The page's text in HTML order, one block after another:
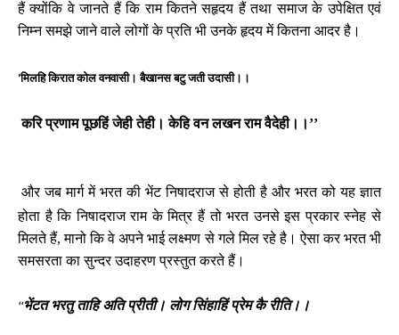
हैं क्योंकि वे जानते हैं कि राम कितने सहृदय हैं तथा समाज के उपेक्षित एवं
निम्न समझे जाने वाले लोगों के प्रति भी उनके हृदय में कितना आदर है।
‘मिलहि किरात कोल वनवासी। बैखानस बटु जती उदासी।।
करि प्रणाम पूछहिं जेही तेही। केहि वन लखन राम वैदेही।।’’
और जब मार्ग में भरत की भेंट निषादराज से होती है और भरत को यह ज्ञात
होता है कि निषादराज राम के मित्र हैं तो भरत उनसे इस प्रकार स्नेह से
मिलते हैं, मानो कि वे अपने भाई लक्ष्मण से गले मिल रहे है। ऐसा कर भरत भी
समसरता का सुन्दर उदाहरण प्रस्तुत करते हैं।
‘‘भेंटत भरतु ताहि अति प्रीती। लोग सिंहाहिं प्रेम कै रीति।।